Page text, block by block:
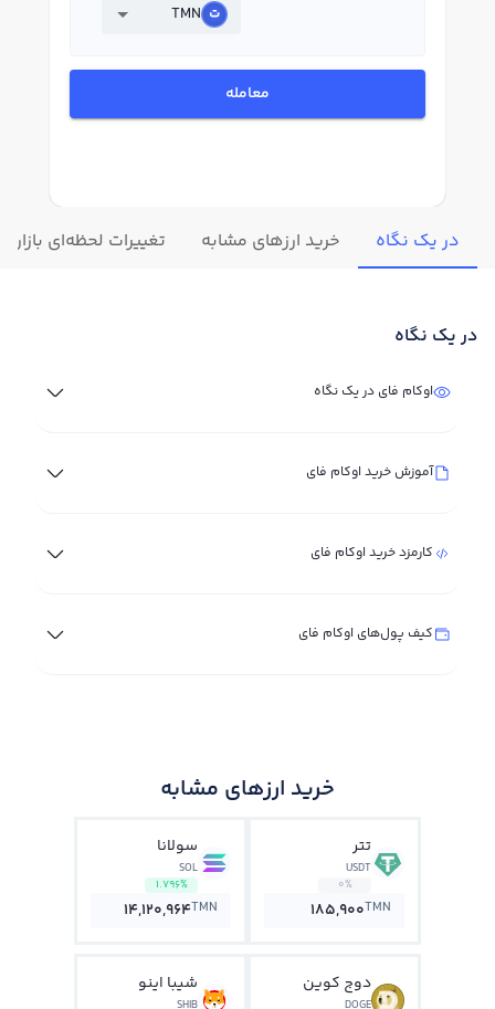
TMN
معامله
در یک نگاه خرید ارزهای مشابه تغییرات لحظه‌ای بازار
در یک نگاه
اوکام فای در یک نگاه
آموزش خرید اوکام فای
کارمزد خرید اوکام فای
کیف پول‌های اوکام فای
خرید ارزهای مشابه
تتر
USDT
0%
185,900TMN
سولانا
SOL
1.796%
14,120,964TMN
دوج کوین شیبا اینو